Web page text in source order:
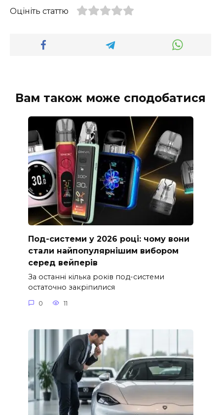
Оцініть статтю
Вам також може сподобатися
Под-системи у 2026 році: чому вони
стали найпопулярнішим вибором
серед вейперів
За останні кілька років под-системи
остаточно закріпилися
0 11